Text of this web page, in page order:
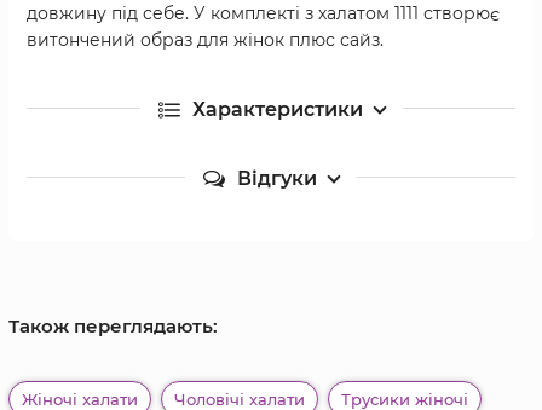
довжину під себе. У комплекті з халатом 1111 створює
витончений образ для жінок плюс сайз.
Характеристики
Відгуки
Також переглядають:
Жіночі халати Чоловічі халати Трусики жіночі